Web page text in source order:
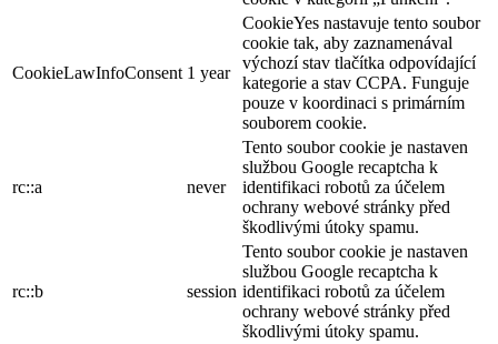
CookieLawInfoConsent 1 year
CookieYes nastavuje tento soubor
cookie tak, aby zaznamenával
výchozí stav tlačítka odpovídající
kategorie a stav CCPA. Funguje
pouze v koordinaci s primárním
souborem cookie.
rc::a never
Tento soubor cookie je nastaven
službou Google recaptcha k
identifikaci robotů za účelem
ochrany webové stránky před
škodlivými útoky spamu.
rc::b session
Tento soubor cookie je nastaven
službou Google recaptcha k
identifikaci robotů za účelem
ochrany webové stránky před
škodlivými útoky spamu.